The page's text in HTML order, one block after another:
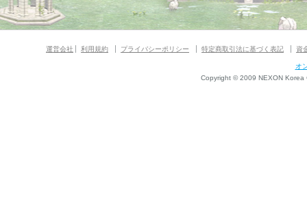
運営会社 利用規約 プライバシーポリシー 特定商取引法に基づく表記 資
オ
Copyright © 2009 NEXON Korea